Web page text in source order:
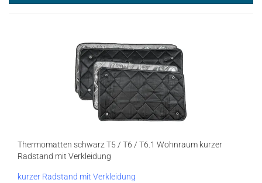
Thermomatten schwarz T5 / T6 / T6.1 Wohnraum kurzer
Radstand mit Verkleidung
kurzer Radstand mit Verkleidung